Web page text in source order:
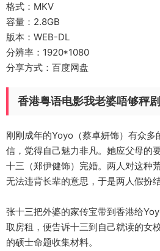
格式：MKV
容量：2.8GB
版本：WEB-DL
分辨率：1920*1080
分享方式：百度网盘
香港粤语电影我老婆唔够秤
刚刚成年的Yoyo（蔡卓妍饰）有众多
信，觉得自己魅力非凡。她应父母的
十三（郑伊健饰）完婚。两人对这种
无法违背长辈的意思，于是两人假扮
张十三把外婆的家传宝带到香港给
取房租，便告诉十三到自己就读的女
的硕士命题收集材料。